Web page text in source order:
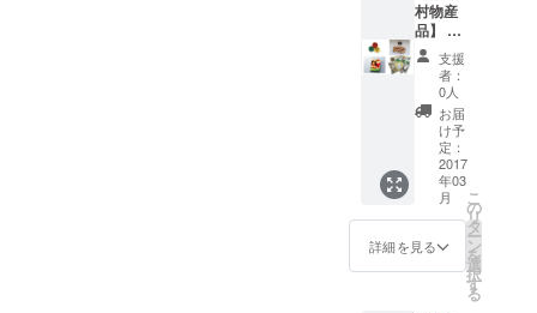
を使わ
ず、 安
全安心
な環境
で豚を
育て、
出荷し
ていま
す。 加
工品も
無添加
のこだ
わり。
支援い
ただい
た金額
すべて
を子ど
もたち
のプレ
ゼン
ト、 現
地での
活動費
に使用
いたし
ます。
【暮ら
村物産
品】 熊
本県西
原村に
ある
様々な
方が集
う作業
所「た
んぽぽ
ハウ
ス」
（http://
www13.
plala.or.
jp/tanpo
支援
者：
0人
お届
け予
定：
2017
年03
月
詳細を見る
こ
の
リ
タ
ー
ン
を
選
択
す
る